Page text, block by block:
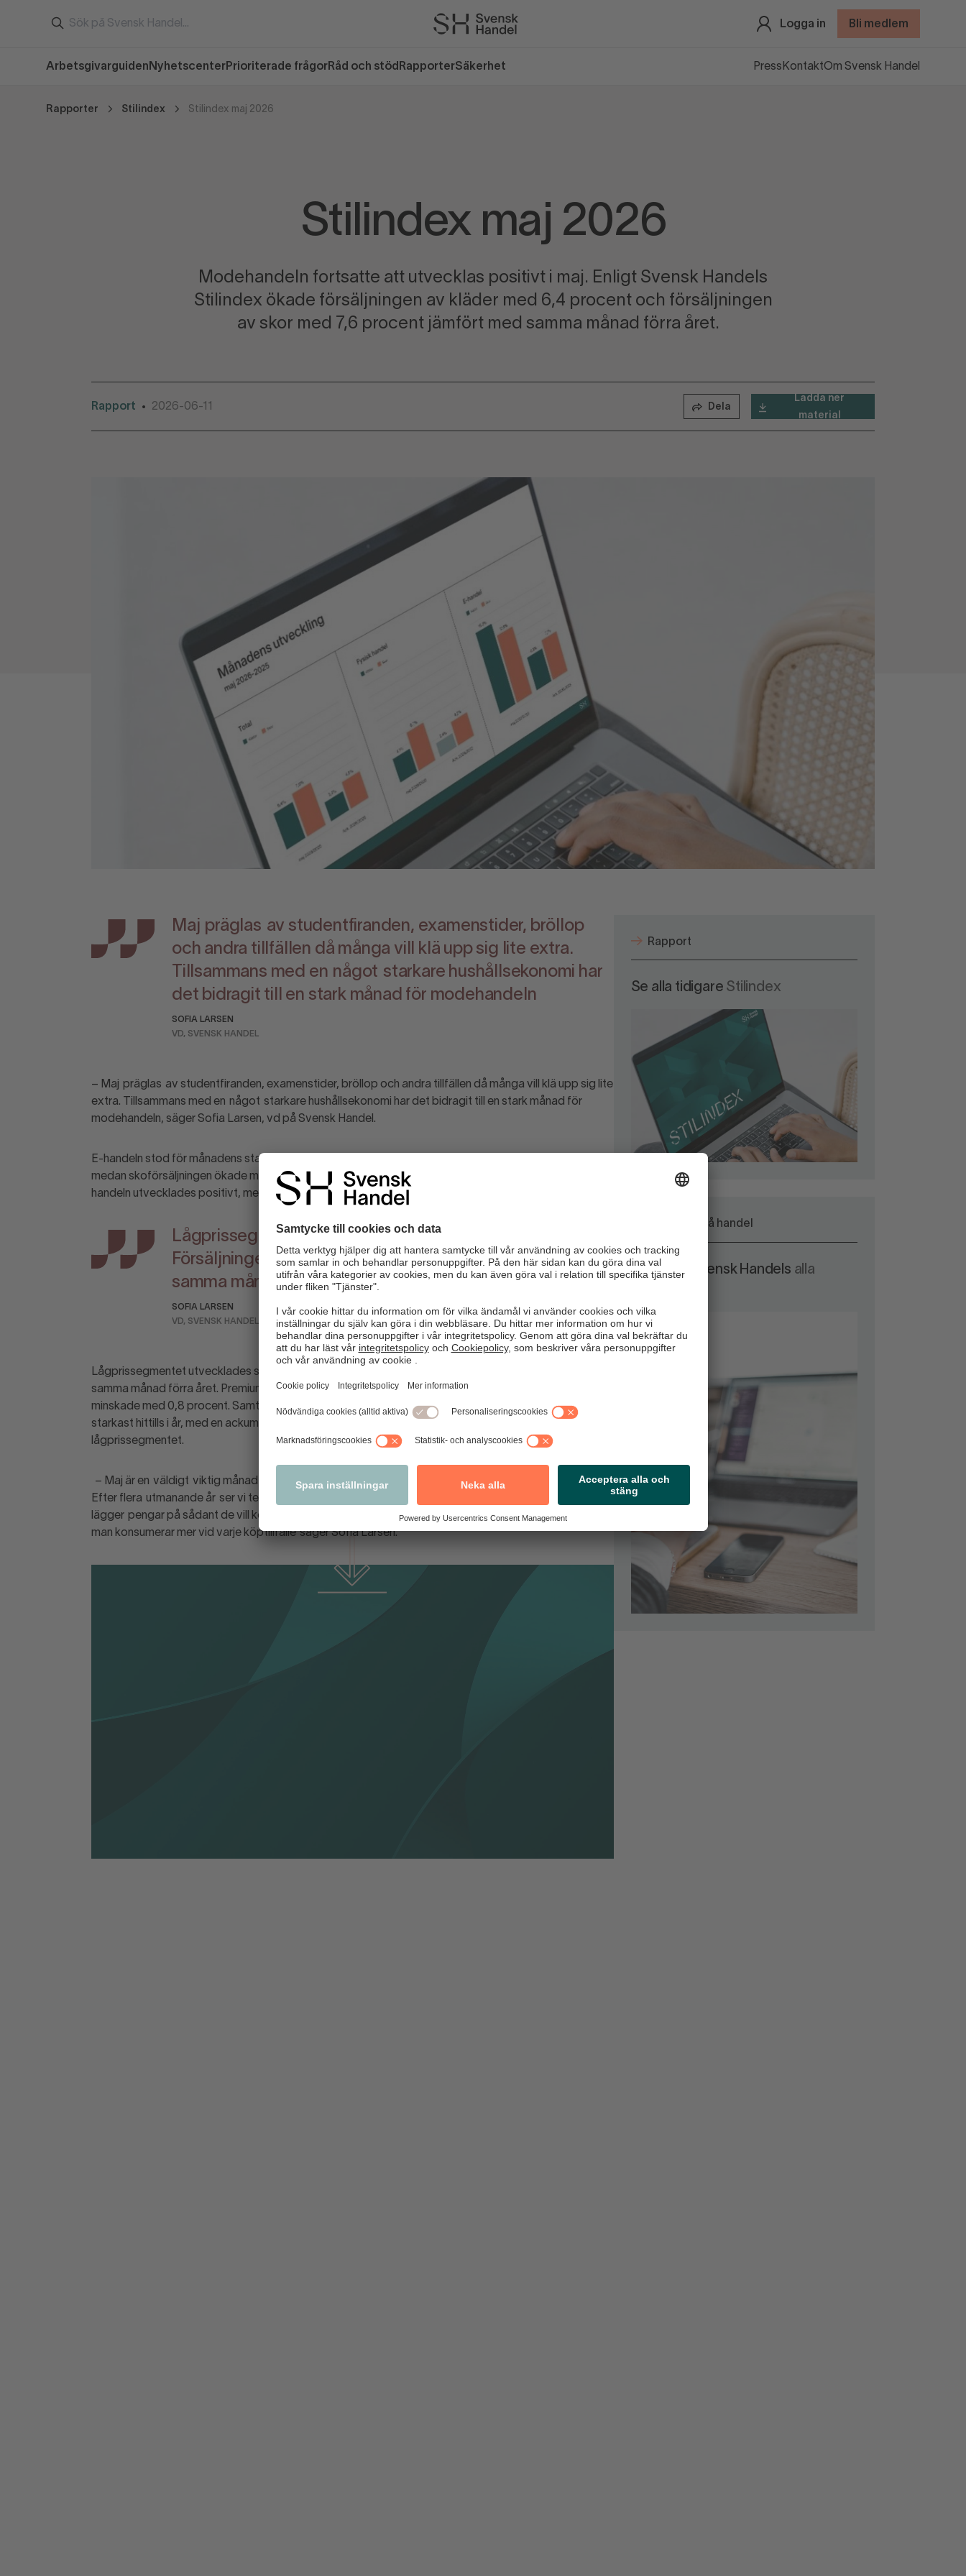
Logga in Bli medlem
Arbetsgivarguiden Nyhetscenter Prioriterade frågor Råd och stöd RapporterSäkerhet Press KontaktOm Svensk Handel
Rapporter Stilindex Stilindex maj 2026
Stilindex maj 2026
Modehandeln fortsatte att utvecklas positivt i maj. Enligt Svensk Handels
Stilindex ökade försäljningen av kläder med 6,4 procent och försäljningen
av skor med 7,6 procent jämfört med samma månad förra året.
Rapport • 2026-06-11 Dela
Ladda ner
material
Maj präglas av studentfiranden, examenstider, bröllop
och andra tillfällen då många vill klä upp sig lite extra.
Tillsammans med en något starkare hushållsekonomi har
det bidragit till en stark månad för modehandeln
SOFIA LARSEN
VD, SVENSK HANDEL
– Maj präglas av studentfiranden, examenstider, bröllop och andra tillfällen då många vill klä upp sig lite
extra. Tillsammans med en något starkare hushållsekonomi har det bidragit till en stark månad för
modehandeln, säger Sofia Larsen, vd på Svensk Handel.
E-handeln stod för månadens starkaste tillväxt. Försäljningen av kläder online ökade med 15,2 procent
medan skoförsäljningen ökade med 12,8 procent jämfört med maj föregående år. Även den fysiska
handeln utvecklades positivt, men i en mer dämpad takt.
Lågprissegmentet utvecklades starkast under maj.
Försäljningen ökade med 10,5 procent jämfört med
samma månad förra året.
SOFIA LARSEN
VD, SVENSK HANDEL
Lågprissegmentet utvecklades starkast under maj. Försäljningen ökade med 10,5 procent jämfört med
samma månad förra året. Premiumsegmentet ökade med 1,3 procent medan mellansegmentet
minskade med 0,8 procent. Samtidigt är premiumsegmentet fortsatt det segment som utvecklats
starkast hittills i år, med en ackumulerad tillväxt på 6
lågprissegmentet.
– Maj är en väldigt viktig månad för modehandeln och månadens siffror är därför
glädjande.
Efter flera utmanande år ser vi tecken på att konsumenterna i större utsträckning än tidigare
lägg er pengar på sådant de vill köpa, inte bara sådant de behöver köpa. Vi får också rapporter om att
man konsumerar mer vid varje köptillfälle säger Sofia Larsen.
Rapport
Se alla tidigare Stilindex
Vi har koll på handel
Ta del av Svensk Handels alla